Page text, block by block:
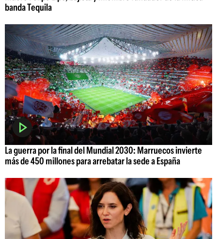
banda Tequila
La guerra por la final del Mundial 2030: Marruecos invierte
más de 450 millones para arrebatar la sede a España